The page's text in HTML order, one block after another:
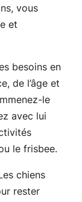
vous
et
besoins en
de l’âge et
le
avec lui
le frisbee.
chiens
rester